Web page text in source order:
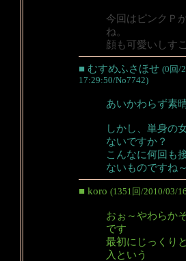
今回はピンクＰ
ね。
顔も可愛いしす
■ むすめふさほせ (0回/
17:29:50/No7742)
あいかわらず素
しかし、単身の
ないですか？
こんなに何回も
ないものですね～
■ koro (1351回/2010/03/
おぉ～やわらか
です
最初にじっくり
入という